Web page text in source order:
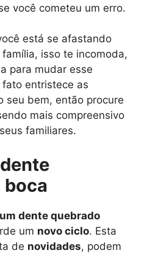
você cometeu um erro.
está se afastando
isso te incomoda,
para mudar esse
entristece as
seu bem, então procure
mais compreensivo
familiares.
boca
dente quebrado
um novo ciclo. Esta
de novidades, podem